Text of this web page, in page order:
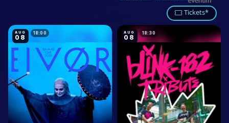
Tickets*
AUG
08
18:00 AUG
08
18:30